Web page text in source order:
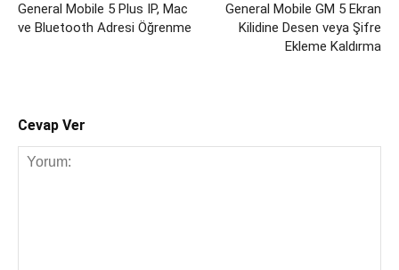
General Mobile 5 Plus IP, Mac
ve Bluetooth Adresi Öğrenme
General Mobile GM 5 Ekran
Kilidine Desen veya Şifre
Ekleme Kaldırma
Cevap Ver